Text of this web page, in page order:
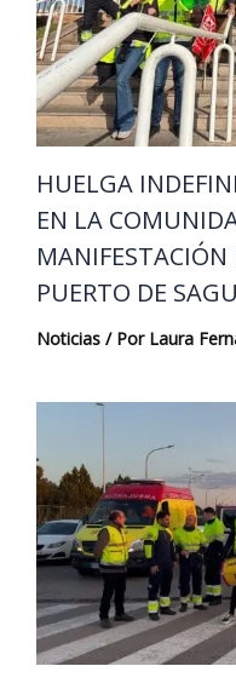
HUELGA
EN LA
MANIFESTACIÓN
PUERTO DE
Noticias / Por Laura